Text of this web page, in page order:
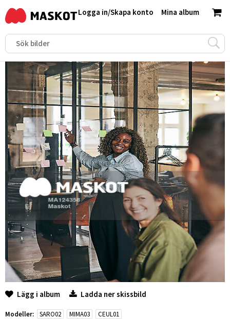
Mina album
Logga in/Skapa konto
Lägg i album Ladda ner skissbild
Modeller: SARO02 MIMA03
CEUL01